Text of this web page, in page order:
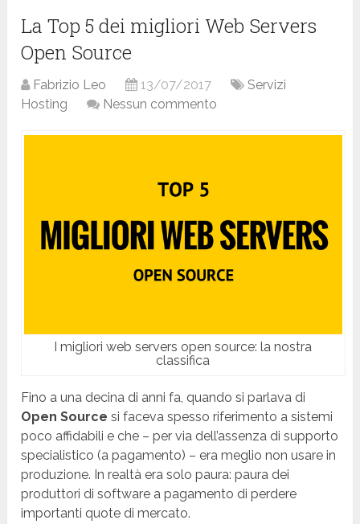
La Top 5 dei migliori Web Servers
Open Source
Fabrizio Leo 13/07/2017
Servizi
Hosting
Nessun commento
I migliori web servers open source: la nostra
classifica
Fino a una decina di anni fa, quando si parlava di
Open Source si faceva spesso riferimento a sistemi
poco affidabili e che – per via dell’assenza di supporto
specialistico (a pagamento) – era meglio non usare in
produzione. In realtà era solo paura: paura dei
produttori di software a pagamento di perdere
importanti quote di mercato.